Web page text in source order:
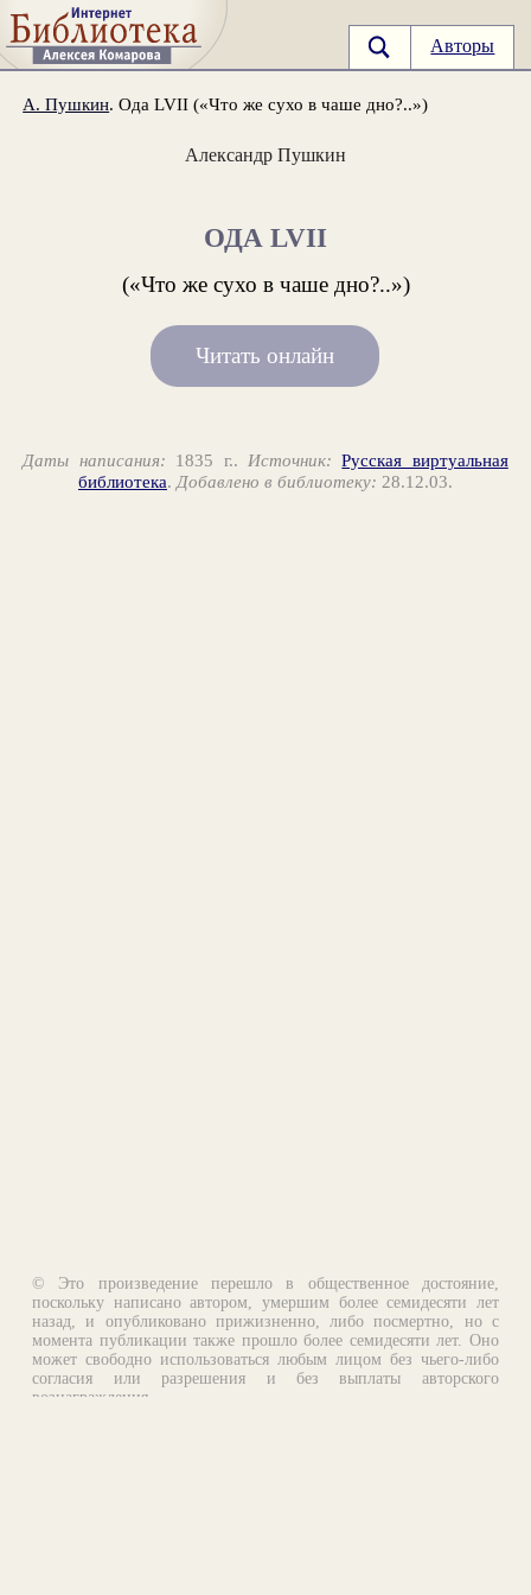
Авторы
А. Пушкин. Ода LVII («Что же сухо в чаше дно?..»)
Александр Пушкин
ОДА LVII
(«Что же сухо в чаше дно?..»)
Читать онлайн
Даты написания: 1835 г.. Источник: Русская виртуальная
библиотека. Добавлено в библиотеку: 28.12.03.
© Это произведение перешло в общественное достояние,
поскольку написано автором, умершим более семидесяти лет
назад, и опубликовано прижизненно, либо посмертно, но с
момента публикации также прошло более семидесяти лет. Оно
может свободно использоваться любым лицом без чьего-либо
согласия или разрешения и без выплаты авторского
вознаграждения.